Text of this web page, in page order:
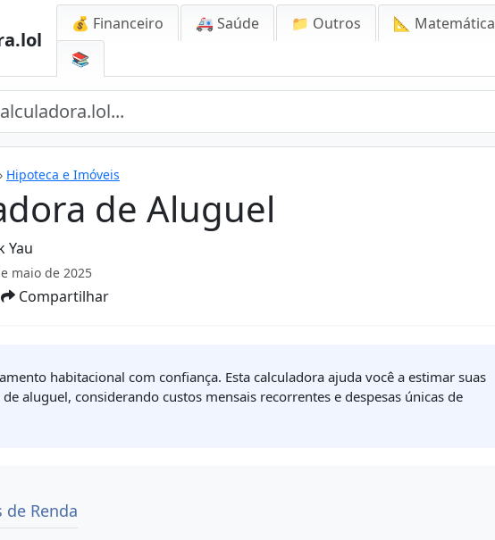
💰 Financeiro 🚑 Saúde 📁 Outros 📐 Matemática
📚
› Hipoteca e Imóveis
de Aluguel
Yau
maio de 2025
Compartilhar
habitacional com confiança. Esta calculadora ajuda você a estimar suas
aluguel, considerando custos mensais recorrentes e despesas únicas de
Renda